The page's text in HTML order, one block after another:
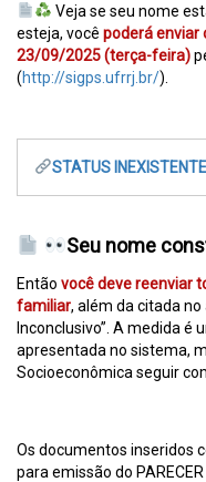
Veja se seu nome
esteja, você poderá enviar
23/09/2025 (terça-feira)
(http://sigps.ufrrj.br/).
STATUS
Seu nome
Então você deve reenviar
familiar, além da citada
Inconclusivo”. A medida é
apresentada no sistema,
Socioeconômica seguir
Os documentos inseridos
para emissão do